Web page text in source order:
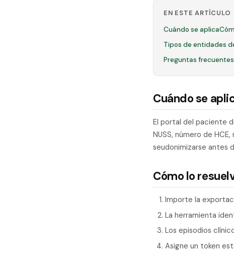
EN ESTE ARTÍCULO
Cuándo se aplica
Tipos de entidades
Preguntas frecuentes
Cuándo se
El portal del paciente
NUSS, número de
seudonimizarse antes
Cómo lo
Importe la
La herramienta
Los episodios
Asigne un token